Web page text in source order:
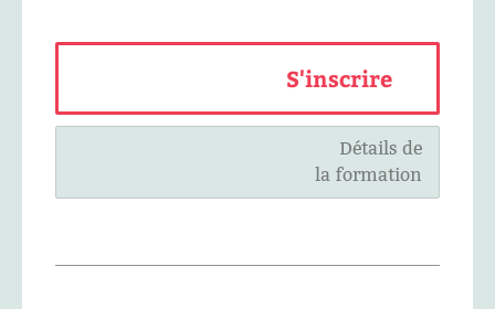
S'inscrire
Détails de
la formation